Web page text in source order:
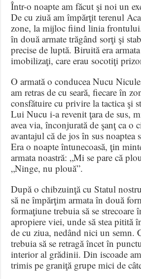
Într-o noapte am făcut şi noi un
De cu ziuă am împărţit terenul
zone, la mijloc fiind linia
în două armate trăgând sorţi şi
precise de luptă. Biruită era
imobilizaţi, care erau socotiţi
O armată o conducea Nucu
am retras de cu seară, fiecare în
consfătuire cu privire la tactica şi
Lui Nucu i-a revenit ţara de sus,
avea via, înconjurată de şanţ ca o
avantajul că de jos în sus noaptea
Era o noapte întunecoasă, ţin
armata noastră: „Mi se pare că
„Ninge, nu plouă”.
După o chibzuinţă cu Statul
să ne împărţim armata în două
formaţiune trebuia să se strecoare
apropiere viei, unde să stea pitită
de cu ziua, nedând nici un semn.
trebuia să se retragă încet în
interior al grădinii. Din iscoade
trimis pe graniţă grupe mici de